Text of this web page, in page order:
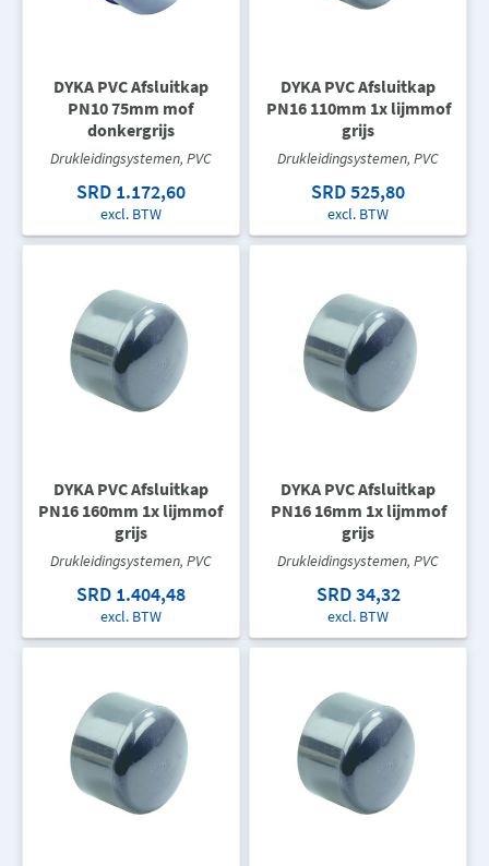
DYKA PVC Afsluitkap
PN10 75mm mof
donkergrijs
Drukleidingsystemen, PVC
SRD 1.172,60
excl. BTW
DYKA PVC Afsluitkap
PN16 110mm 1x lijmmof
grijs
Drukleidingsystemen, PVC
SRD 525,80
excl. BTW
DYKA PVC Afsluitkap
PN16 160mm 1x lijmmof
grijs
Drukleidingsystemen, PVC
SRD 1.404,48
excl. BTW
DYKA PVC Afsluitkap
PN16 16mm 1x lijmmof
grijs
Drukleidingsystemen, PVC
SRD 34,32
excl. BTW